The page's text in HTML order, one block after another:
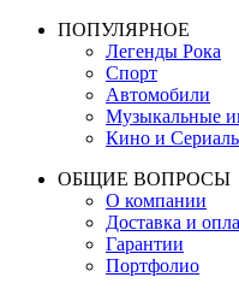
ПОПУЛЯРНОЕ
Легенды Рока
Спорт
Автомобили
Музыкальные
Кино и
ОБЩИЕ ВОПРОСЫ
О компании
Доставка и
Гарантии
Портфолио